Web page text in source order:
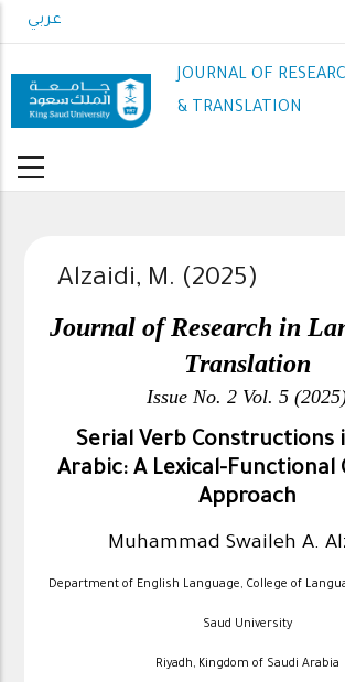
to
content
عربي
JOURNAL OF
& TRANSLATION
Alzaidi, M. (2025)
Journal of Research in
Translation
Issue No. 2 Vol. 5
Serial Verb Constructions
Arabic: A Lexical-Functional
Approach
Muhammad Swaileh A.
Department of English Language, College of
Saud University
Riyadh, Kingdom of Saudi Arabia